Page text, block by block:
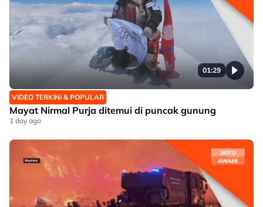
01:29
VIDEO TERKINI & POPULAR
Mayat Nirmal Purja ditemui di puncak gunung
1 day ago